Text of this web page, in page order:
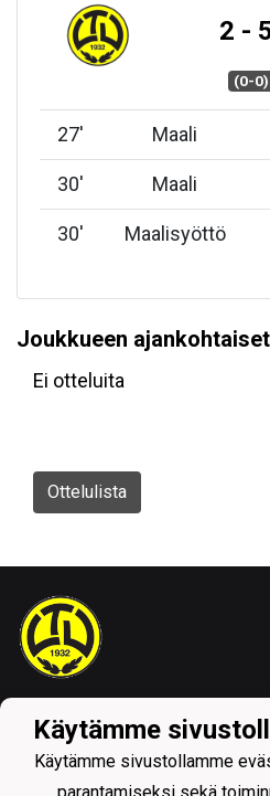
2 -
(0-0)
27' Maali
30' Maali
30' Maalisyöttö
Joukkueen
Ei otteluita
Ottelulista
Tietosuojaseloste
Käytämme
Käytämme sivustollamme